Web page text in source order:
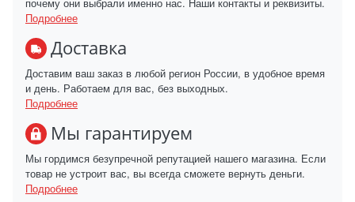
Подробнее
Доставка
Доставим ваш заказ в любой регион России, в удобное время
и день. Работаем для вас, без выходных.
Подробнее
Мы гарантируем
Мы гордимся безупречной репутацией нашего магазина. Если
товар не устроит вас, вы всегда сможете вернуть деньги.
Подробнее